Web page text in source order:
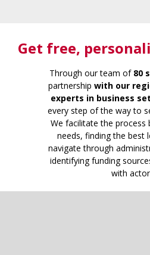
Get free,
Through our team of 80
partnership with our
experts in business
every step of the way to
We facilitate the process
needs, finding the best
navigate through
identifying funding
with